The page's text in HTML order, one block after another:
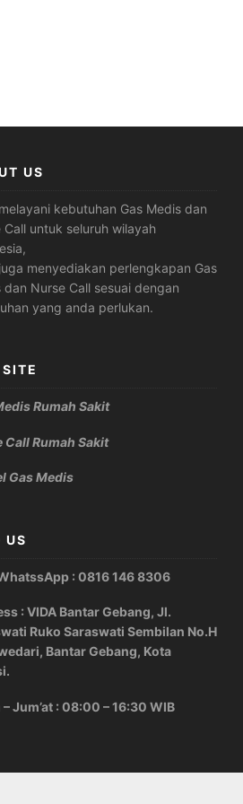
US
kebutuhan Gas Medis dan
Call untuk seluruh wilayah
menyediakan perlengkapan Gas
dan Nurse Call sesuai dengan
yang anda perlukan.
Rumah Sakit
Call Rumah Sakit
Gas Medis
US
: 0816 146 8306
: VIDA Bantar Gebang, Jl.
Ruko Saraswati Sembilan No.H
Bantar Gebang, Kota
Jum’at : 08:00 – 16:30 WIB